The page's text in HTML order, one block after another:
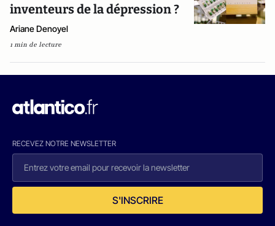
inventeurs de la dépression ?
Ariane Denoyel
1 min de lecture
RECEVEZ NOTRE NEWSLETTER
S'INSCRIRE